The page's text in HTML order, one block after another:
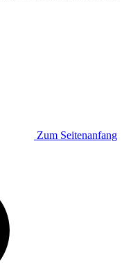
Zum Seitenanfang